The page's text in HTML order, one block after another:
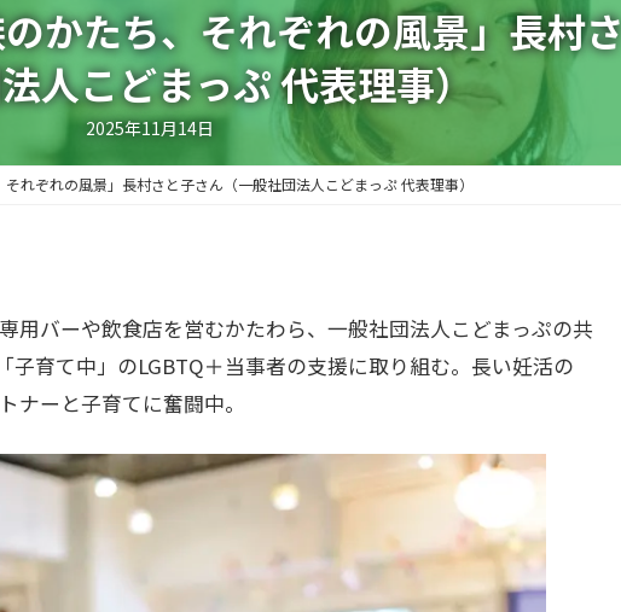
かたち、それぞれの風景」長村
人こどまっぷ 代表理事）
2025年11月14日
れぞれの風景」長村さと子さん（一般社団法人こどまっぷ 代表理事）
用バーや飲食店を営むかたわら、一般社団法人こどまっぷの共
子育て中」のLGBTQ＋当事者の支援に取り組む。長い妊活の
ナーと子育てに奮闘中。